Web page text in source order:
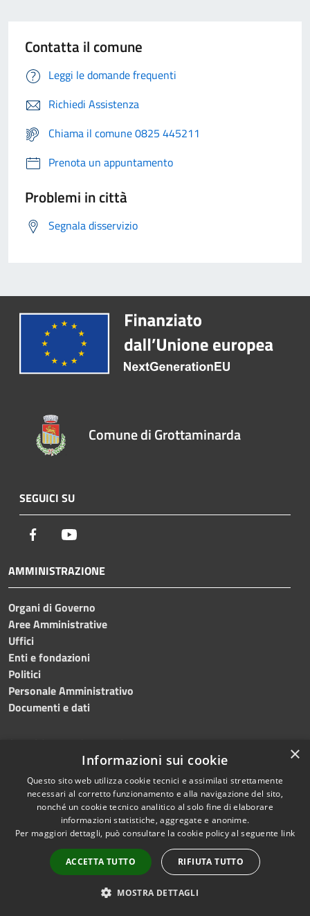
Contatta il comune
Leggi le domande frequenti
Richiedi Assistenza
Chiama il comune 0825 445211
Prenota un appuntamento
Problemi in città
Segnala disservizio
Comune di Grottaminarda
SEGUICI SU
Facebook
AMMINISTRAZIONE
Organi di Governo
Aree Amministrative
Uffici
Enti e fondazioni
Politici
Personale Amministrativo
Documenti e dati
Anagrafe e stato civile
Cultura e tempo libero
Vita lavorativa
Imprese e Commercio
Catasto e urbanistica
Mobilità e trasporti
×
Informazioni sui cookie
Questo sito web utilizza cookie tecnici e assimilati strettamente
necessari al corretto funzionamento e alla navigazione del sito,
nonché un cookie tecnico analitico al solo fine di elaborare
informazioni statistiche, aggregate e anonime.
Per maggiori dettagli, può consultare la cookie policy al seguente link
ACCETTA TUTTO RIFIUTA TUTTO
MOSTRA DETTAGLI